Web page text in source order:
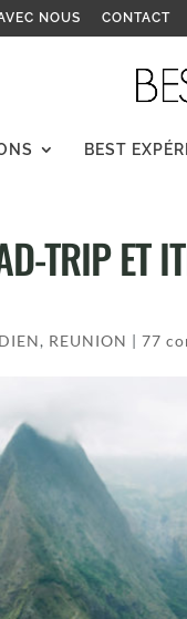
NOUS CONTACT
BEST
TRIP ET
, REUNION |77